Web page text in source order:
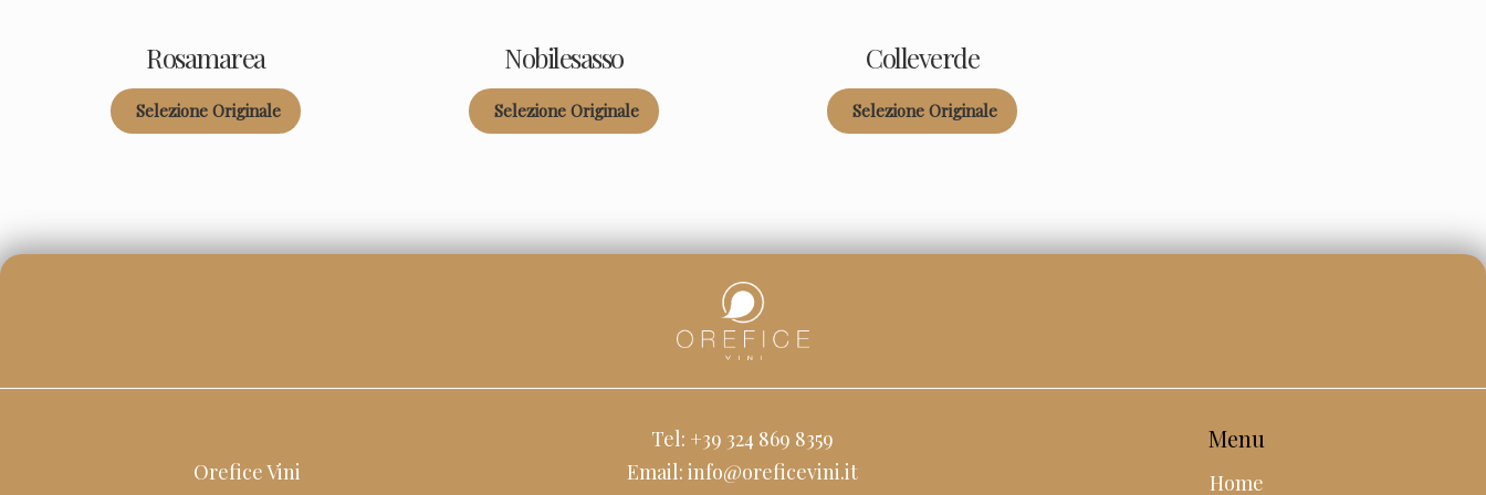
Rosamarea
Categoria:
Selezione Originale
Nobilesasso
Categoria:
Selezione Originale
Colleverde
Categoria:
Selezione Originale
Orefice Vini
Tel: +39 324 869 8359
Email: info@oreficevini.it
Menu
Home